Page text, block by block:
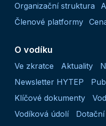
Organizační struktura
Členové platformy
O vodíku
Ve zkratce Aktuality
Newsletter HYTEP
Klíčové dokumenty
Vodíková údolí